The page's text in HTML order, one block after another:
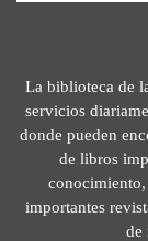
La biblioteca de
servicios
donde pueden
de libros
conocimiento,
importantes
de